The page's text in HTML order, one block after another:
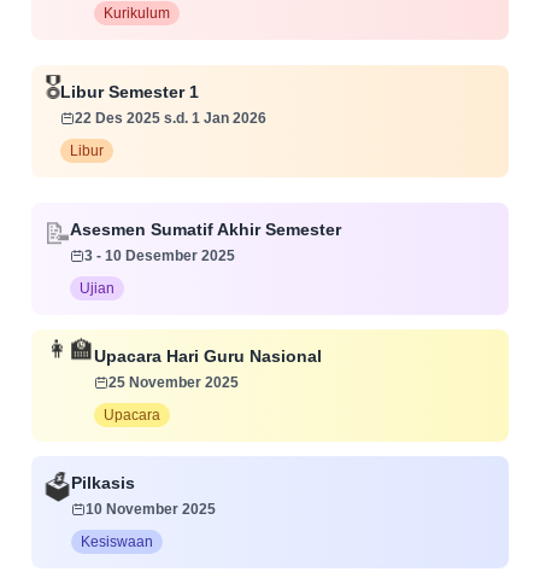
Kurikulum
🎖️Libur Semester 1
22 Des 2025 s.d. 1 Jan 2026
Libur
📝Asesmen Sumatif Akhir Semester
3 - 10 Desember 2025
Ujian
👩‍🏫Upacara Hari Guru Nasional
25 November 2025
Upacara
🗳️ Pilkasis
10 November 2025
Kesiswaan